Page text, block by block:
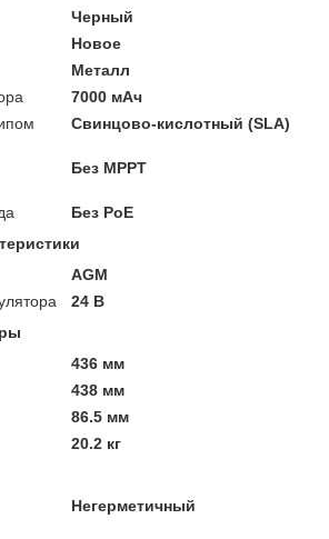
Черный
Новое
Металл
7000 мАч
Свинцово-кислотный (SLA)
Без MPPT
Без PoE
AGM
24 В
436 мм
438 мм
86.5 мм
20.2 кг
Негерметичный